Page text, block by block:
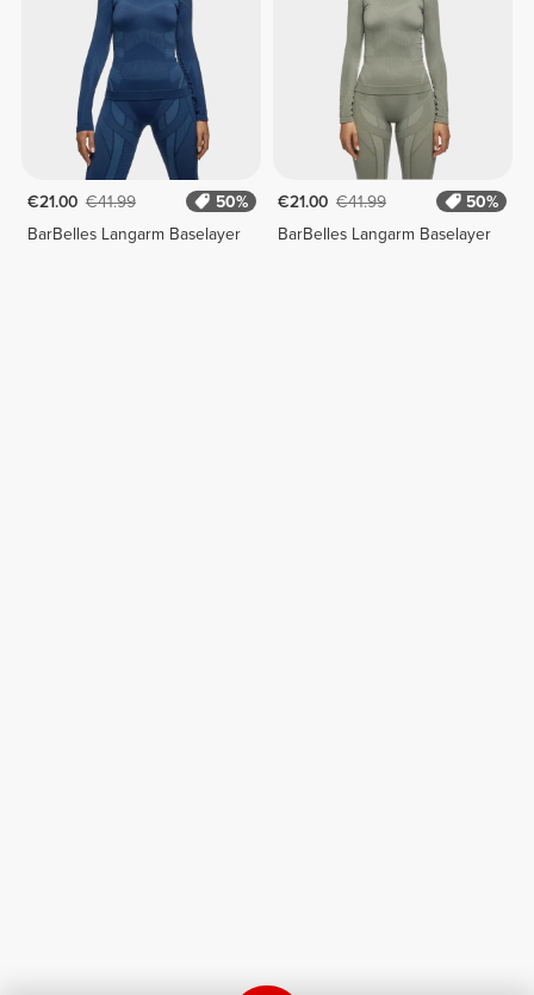
€21.00 €41.99
50%
BarBelles Langarm Baselayer
€21.00 €41.99
50%
BarBelles Langarm Baselayer